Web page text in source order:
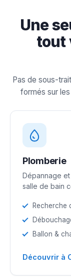
Une
tout
Pas de sous-
formés sur
Plomberie
Dépannage et
salle de bain
Recherche
Ballon &
Découvrir à